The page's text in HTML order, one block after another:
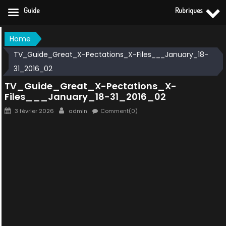
Skip
to
content
Home
TV_Guide_Great_X-Pectations_X-Files___January_18-
31_2016_02
TV_Guide_Great_X-Pectations_X-
Files___January_18-31_2016_02
Posted
3 février 2026 Author
admin Comment(0)
Guide Rubriques